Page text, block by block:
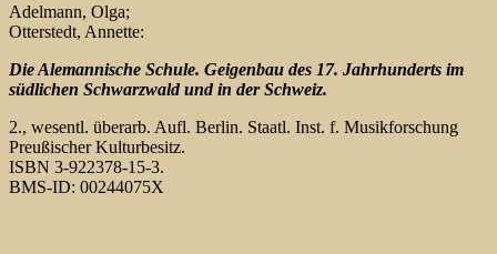
Adelmann, Olga;
Otterstedt, Annette:
Die Alemannische Schule. Geigenbau des 17. Jahrhunderts im
südlichen Schwarzwald und in der Schweiz.
2., wesentl. überarb. Aufl. Berlin. Staatl. Inst. f. Musikforschung
Preußischer Kulturbesitz.
ISBN 3-922378-15-3.
BMS-ID: 00244075X